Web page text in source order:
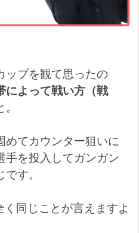
ップを観て思ったの
によって戦い方（戦
めてカウンター狙いに
手を投入してガンガン
す。
同じことが言えますよ